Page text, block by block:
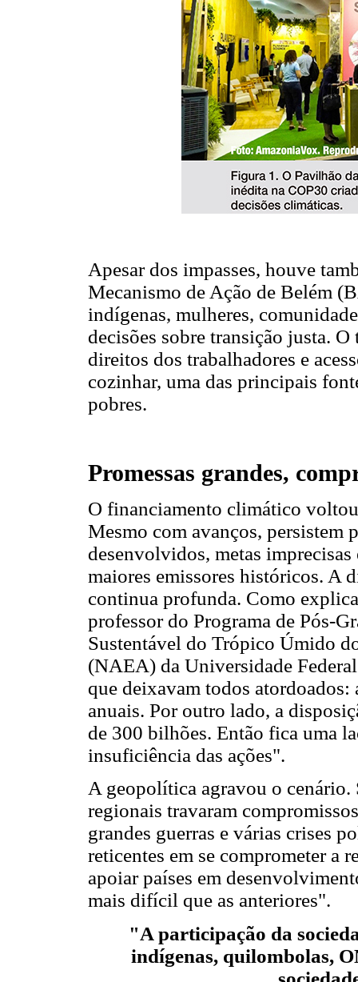
Apesar dos impasses, houve
Mecanismo de Ação de Belém
indígenas, mulheres,
decisões sobre transição justa.
direitos dos trabalhadores e
cozinhar, uma das principais
pobres.
Promessas grandes,
O financiamento climático voltou
Mesmo com avanços, persistem
desenvolvidos, metas
maiores emissores históricos. A
continua profunda. Como
professor do Programa de Pós-
Sustentável do Trópico Úmido
(NAEA) da Universidade
que deixavam todos atordoados:
anuais. Por outro lado, a
de 300 bilhões. Então fica uma
insuficiência das ações".
A geopolítica agravou o
regionais travaram
grandes guerras e várias crises
reticentes em se comprometer a
apoiar países em
mais difícil que as anteriores".
"A participação da
indígenas, quilombolas,